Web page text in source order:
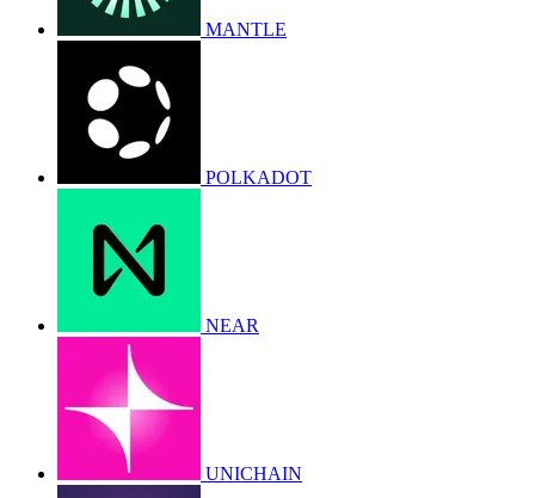
MANTLE
POLKADOT
NEAR
UNICHAIN